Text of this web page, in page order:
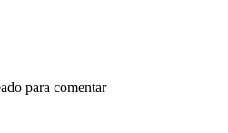
para comentar